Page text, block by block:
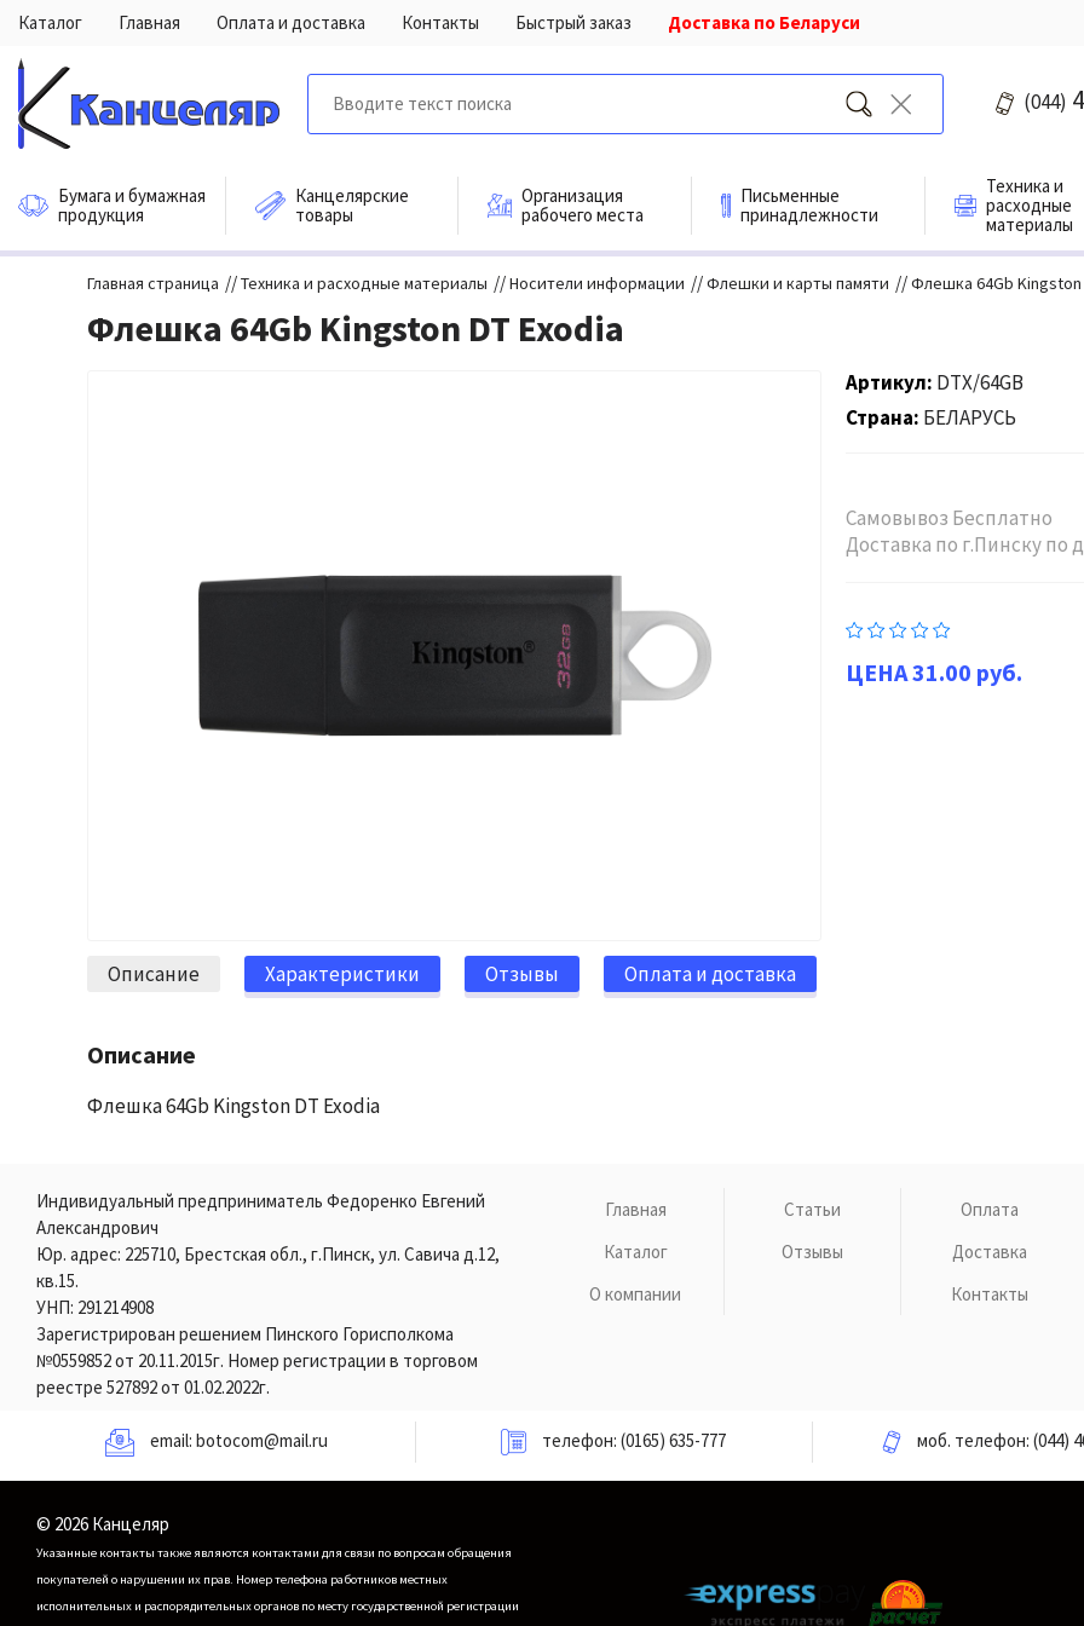
Каталог Главная Оплата и доставка Контакты Быстрый заказ Доставка по Беларуси
(044)
Бумага и бумажная
продукция
Канцелярские
товары
Организация
рабочего места
Письменные
принадлежности
Техника и
расходные
материалы
Главная страница //Техника и расходные материалы //Носители информации //Флешки и карты памяти //Флешка 64Gb Kingston
Флешка 64Gb Kingston DT Exodia
Артикул DTX/64GB
Страна БЕЛАРУСЬ
Самовывоз Бесплатно
Доставка по г.Пинску по
31.00 руб.
Описание Характеристики Отзывы Оплата и доставка
Описание
Флешка 64Gb Kingston DT Exodia
Индивидуальный предприниматель Федоренко Евгений
Александрович
Юр. адрес: 225710, Брестская обл., г.Пинск, ул. Савича д.12,
кв.15.
УНП: 291214908
Зарегистрирован решением Пинского Горисполкома
№0559852 от 20.11.2015г. Номер регистрации в торговом
реестре 527892 от 01.02.2022г.
Главная
Каталог
О компании
Статьи
Отзывы
Оплата
Доставка
Контакты
email: botocom@mail.ru телефон:(0165) 635-777 моб. телефон:(044)
© 2026 Канцеляр
Указанные контакты также являются контактами для связи по вопросам обращения
покупателей о нарушении их прав. Номер телефона работников местных
исполнительных и распорядительных органов по месту государственной регистрации